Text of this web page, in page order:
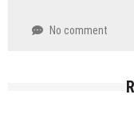
No comment